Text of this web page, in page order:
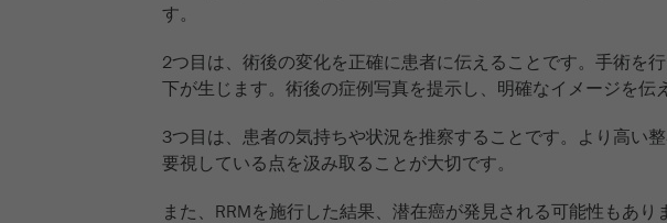
す。
2つ目は、術後の変化を正確に患者に伝えることです。手術を
下が生じます。術後の症例写真を提示し、明確なイメージを伝
3つ目は、患者の気持ちや状況を推察することです。より高い
要視している点を汲み取ることが大切です。
また、RRMを施行した結果、潜在癌が発見される可能性もあ